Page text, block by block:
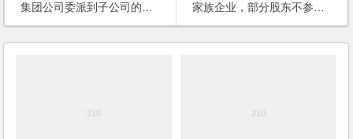
集团公司委派到子公司的董事对谁负责？
家族企业，部分股东不参与公司的经营，有什么效果？